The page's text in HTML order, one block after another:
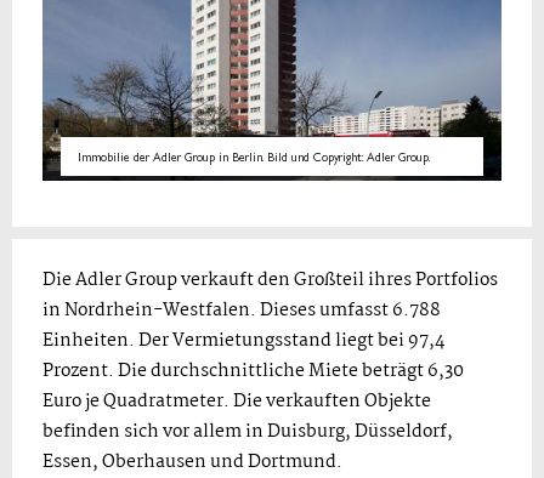
Immobilie der Adler Group in Berlin. Bild und Copyright: Adler Group.
Die Adler Group verkauft den Großteil ihres Portfolios
in Nordrhein-Westfalen. Dieses umfasst 6.788
Einheiten. Der Vermietungsstand liegt bei 97,4
Prozent. Die durchschnittliche Miete beträgt 6,30
Euro je Quadratmeter. Die verkauften Objekte
befinden sich vor allem in Duisburg, Düsseldorf,
Essen, Oberhausen und Dortmund.